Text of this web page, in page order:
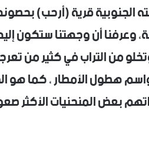
الجنوبية قرية (أرحب)
وعرفنا أن وجهتنا ستكون
من التراب في كثير من
هطول الأمطار ، كما هو
بعض المنحنيات الأكثر